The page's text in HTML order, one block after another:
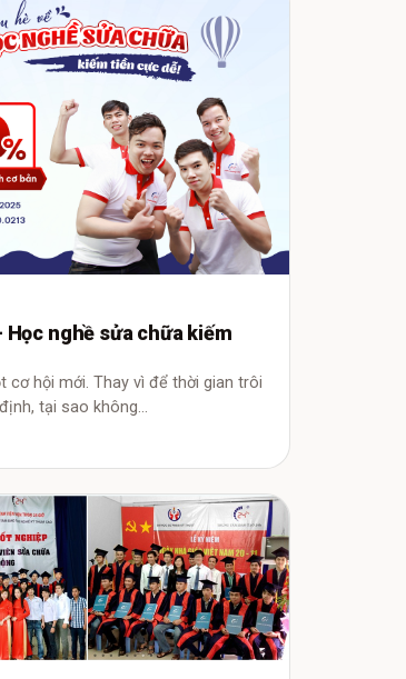
Học nghề sửa chữa kiếm
cơ hội mới. Thay vì để thời gian trôi
tại sao không…